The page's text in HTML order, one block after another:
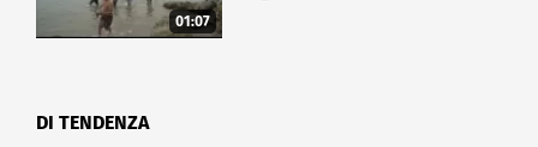
01:07
DI TENDENZA